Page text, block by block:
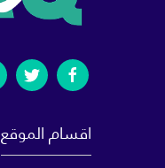
اقسام الموقع